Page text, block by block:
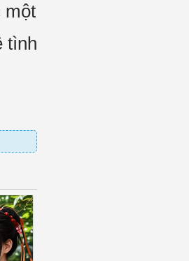
một
tình